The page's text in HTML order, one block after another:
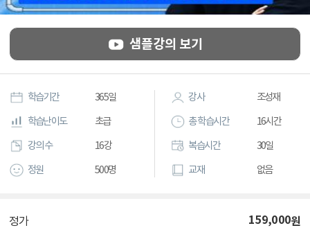
샘플강의 보기
학습기간 365일
학습난이도 초급
강의 수 16강
정원 500명
강사 조성재
총 학습시간 16시간
복습시간 30일
교재 없음
정가 159,000원